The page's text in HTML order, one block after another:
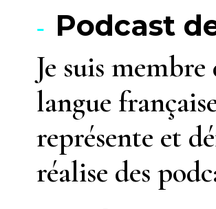
Podcast
Je suis
langue
représente et
réalise des